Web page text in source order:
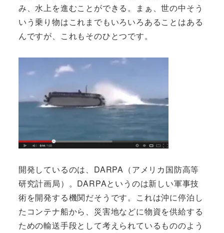
み、水上を進むことができる。まぁ、世の中そう
いう乗り物はこれまでもいろいろあることはある
んですが、これもそのひとつです。
開発しているのは、DARPA（アメリカ国防高等
研究計画局）。DARPAというのは新しい軍事技
術を開発する機関だそうです。これは沖に停泊し
たコンテナ船から、災害地などに物資を供給する
ための輸送手段として考えられているもののよう